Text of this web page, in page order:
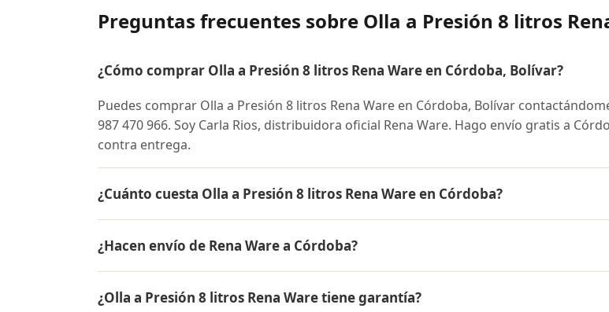
Preguntas frecuentes sobre Olla a Presión 8 litros
¿Cómo comprar Olla a Presión 8 litros Rena Ware en Córdoba, Bolívar?
Puedes comprar Olla a Presión 8 litros Rena Ware en Córdoba, Bolívar
987 470 966. Soy Carla Rios, distribuidora oficial Rena Ware. Hago envío gratis a
contra entrega.
¿Cuánto cuesta Olla a Presión 8 litros Rena Ware en Córdoba?
para conocer el precio actual, promociones disponibles y facilidades de pago en
inicial.
¿Hacen envío de Rena Ware a Córdoba?
pago es contra entrega.
¿Olla a Presión 8 litros Rena Ware tiene garantía?